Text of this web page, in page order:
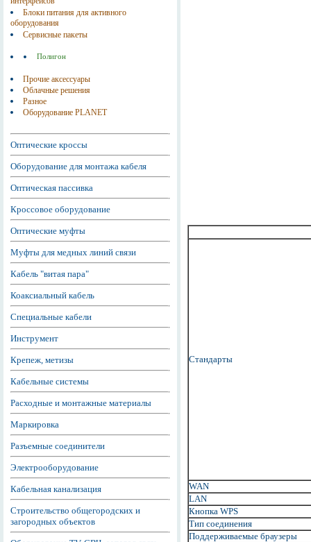
Блоки питания для активного
оборудования
Сервисные пакеты
Полигон
Прочие аксессуары
Облачные решения
Разное
Оборудование PLANET
Оптические кроссы
Оборудование для монтажа кабеля
Оптическая пассивка
Кроссовое оборудование
Оптические муфты
Муфты для медных линий связи
Кабель "витая пара"
Коаксиальный кабель
Специальные кабели
Инструмент
Крепеж, метизы
Кабельные системы
Расходные и монтажные материалы
Маркировка
Разъемные соединители
Электрооборудование
Кабельная канализация
Строительство общегородских и
загородных объектов
Стандарты
WAN
LAN
Кнопка WPS
Тип соединения
Поддерживаемые браузеры